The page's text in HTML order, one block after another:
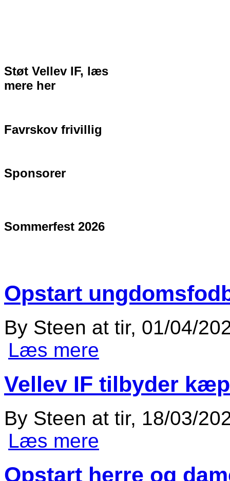
Støt Vellev IF, læs
mere her
Favrskov frivillig
Sponsorer
Sommerfest 2026
Opstart
By Steen at tir, 01/04/
Læs mere
Vellev IF tilbyder
By Steen at tir, 18/03/
Læs mere
Opstart herre og